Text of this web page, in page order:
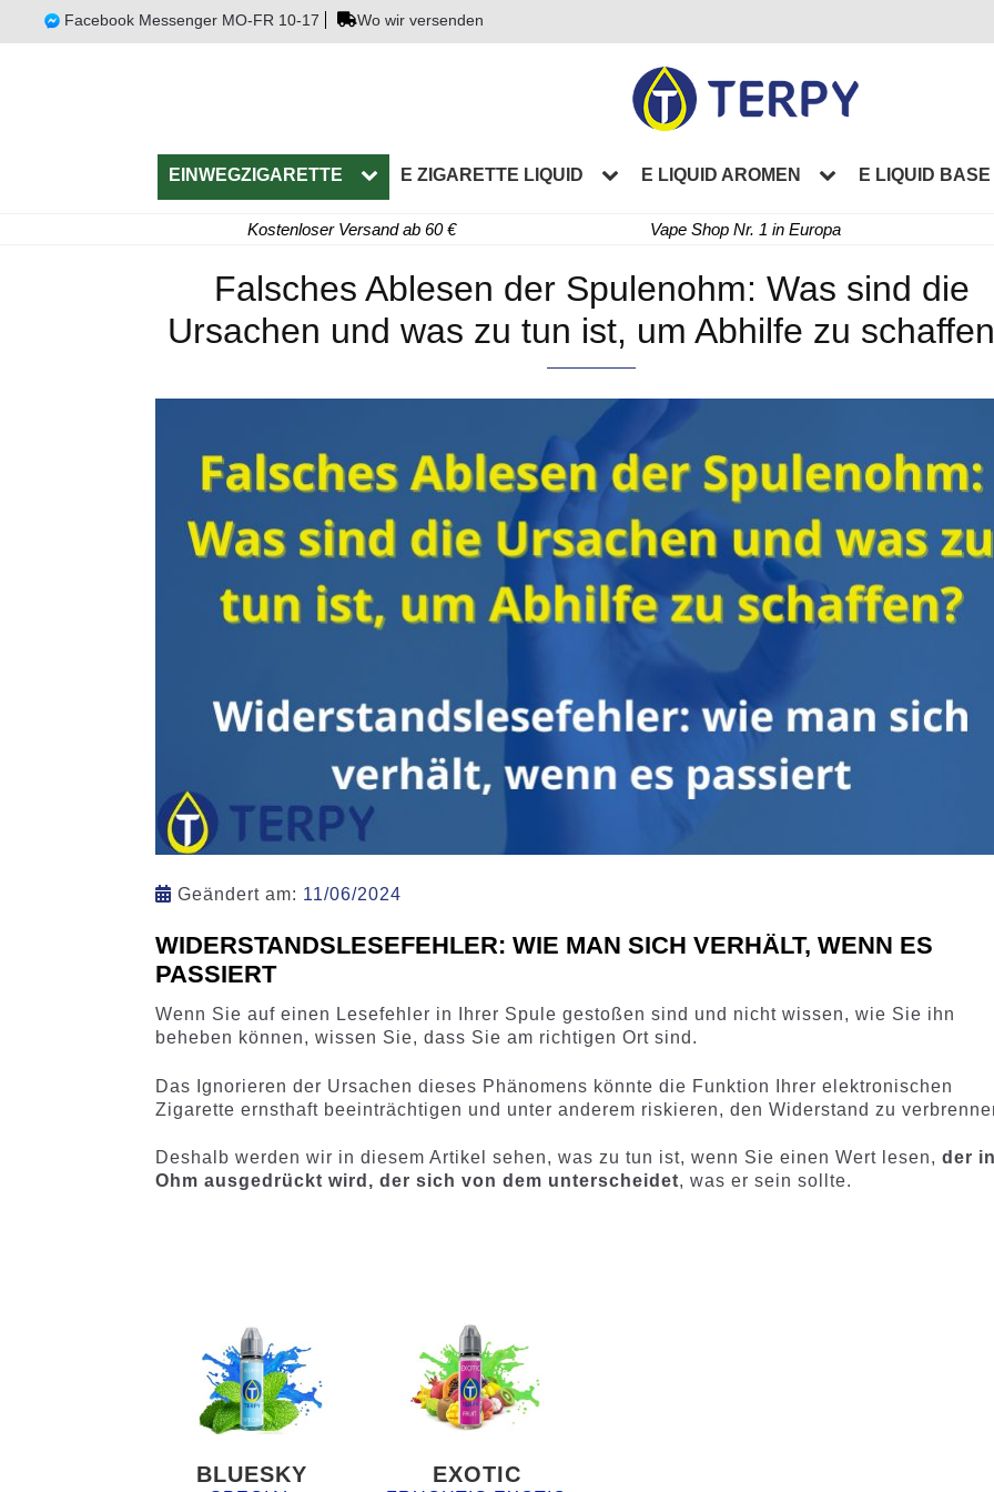
Facebook Messenger MO-FR 10-17 Wo wir versenden
EINWEGZIGARETTE E ZIGARETTE LIQUID E LIQUID AROMEN E LIQUID BASE
Kostenloser Versand ab 60 € Vape Shop Nr. 1 in Europa
Falsches Ablesen der Spulenohm: Was sind die
Ursachen und was zu tun ist, um Abhilfe zu
Geändert am: 11/06/2024
WIDERSTANDSLESEFEHLER: WIE MAN SICH VERHÄLT, WENN ES
PASSIERT
Wenn Sie auf einen Lesefehler in Ihrer Spule gestoßen sind und nicht wissen, wie Sie ihn
beheben können, wissen Sie, dass Sie am richtigen Ort sind.
Das Ignorieren der Ursachen dieses Phänomens könnte die Funktion Ihrer elektronischen
Zigarette ernsthaft beeinträchtigen und unter anderem riskieren, den Widerstand zu
Deshalb werden wir in diesem Artikel sehen, was zu tun ist, wenn Sie einen Wert lesen,der
Ohm ausgedrückt wird, der sich von dem unterscheidet, was er sein sollte.
BLUESKY EXOTIC